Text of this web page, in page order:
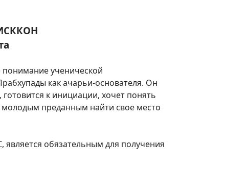
понимание ученической
как ачарьи-основателя. Он
к инициации, хочет понять
преданным найти свое место
является обязательным для получения